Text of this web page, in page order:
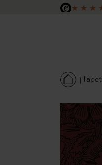
Hauptinhalt springen
Zur Suche springen
Zur Hauptnavigation
★ ★ ★